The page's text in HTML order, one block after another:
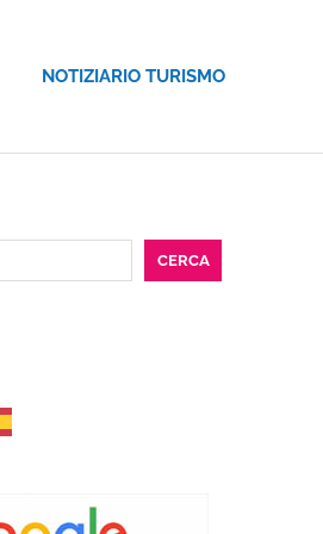
NOTIZIARIO TURISMO
CERCA